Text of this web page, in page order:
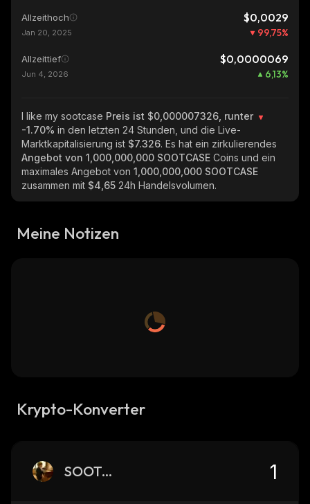
Allzeithoch $0,0029
Jan 20, 2025 99,75%
Allzeittief $0,0000069
Jun 4, 2026 6,13%
I like my sootcase Preis ist $0,000007326, runter
-1.70% in den letzten 24 Stunden, und die Live-
Marktkapitalisierung ist $7.326. Es hat ein zirkulierendes
Angebot von 1,000,000,000 SOOTCASE Coins und ein
maximales Angebot von 1,000,000,000 SOOTCASE
zusammen mit $4,65 24h Handelsvolumen.
Meine Notizen
Krypto-Konverter
SOOTCASE